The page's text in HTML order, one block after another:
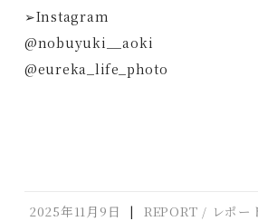
➢Instagram
@nobuyuki__aoki
@eureka_life_photo
2025年11月9日 | REPORT / レポー